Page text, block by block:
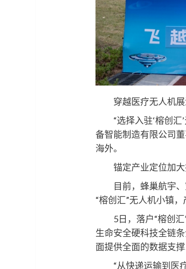
穿越医疗无人机展
“选择入驻‘榕创汇’
备智能制造有限公司
海外。
锚定产业定位加大招
目前，蜂巢航宇、
“榕创汇”无人机小镇
5日，落户“榕创汇”
生命安全硬科技全链
面提供全面的数据支
“从快递运输到医疗